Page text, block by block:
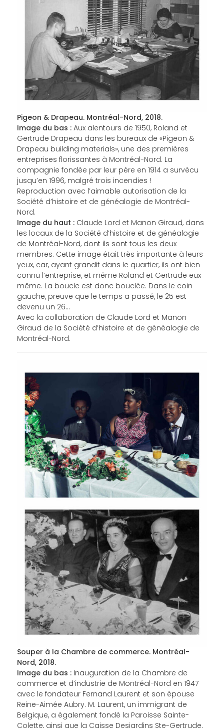
Pigeon & Drapeau. Montréal-Nord, 2018.
Image du bas :Aux alentours de 1950, Roland et
Gertrude Drapeau dans les bureaux de «Pigeon &
Drapeau building materials», une des premières
entreprises florissantes à Montréal-Nord. La
compagnie fondée par leur père en 1914 a survécu
jusqu’en 1996, malgré trois incendies !
Reproduction avec l’aimable autorisation de la
Société d’histoire et de généalogie de Montréal-
Nord.
Image du haut :Claude Lord et Manon Giraud, dans
les locaux de la Société d’histoire et de généalogie
de Montréal-Nord, dont ils sont tous les deux
membres. Cette image était très importante à leurs
yeux, car, ayant grandit dans le quartier, ils ont bien
connu l’entreprise, et même Roland et Gertrude eux
même. La boucle est donc bouclée. Dans le coin
gauche, preuve que le temps a passé, le 25 est
devenu un 26…
Avec la collaboration de Claude Lord et Manon
Giraud de la Société d’histoire et de généalogie de
Montréal-Nord.
Souper à la Chambre de commerce. Montréal-
Nord, 2018.
Image du bas :Inauguration de la Chambre de
commerce et d’industrie de Montréal-Nord en 1947
avec le fondateur Fernand Laurent et son épouse
Reine-Aimée Aubry. M. Laurent, un immigrant de
Belgique, a également fondé la Paroisse Sainte-
Colette, ainsi que la Caisse Desjardins Ste-Gertrude.